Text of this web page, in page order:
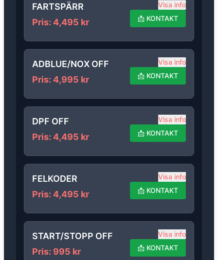
FARTSPÄRR
Pris: 4,495 kr
Visa info
📩 KONTAKT
ADBLUE/NOX OFF
Pris: 4,995 kr
Visa info
📩 KONTAKT
DPF OFF
Pris: 4,495 kr
Visa info
📩 KONTAKT
FELKODER
Pris: 4,495 kr
Visa info
📩 KONTAKT
START/STOPP OFF
Pris: 995 kr
Visa info
📩 KONTAKT